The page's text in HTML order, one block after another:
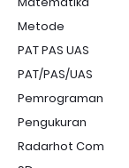
Metode
PAT PAS UAS
PAT/PAS/UAS
Pemrograman
Pengukuran
Radarhot Com